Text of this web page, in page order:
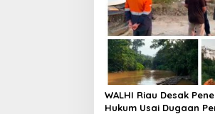
s
i
p
o
s
WALHI Riau Desak
Hukum Usai Dugaan